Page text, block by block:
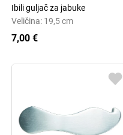
Ibili guljač za jabuke
Veličina: 19,5 cm
7,00 €